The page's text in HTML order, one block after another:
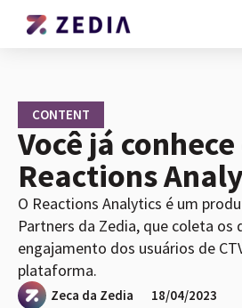
CONTENT
Você já conhece
Reactions
O Reactions Analytics é um
Partners da Zedia, que coleta os
engajamento dos usuários de
plataforma.
Zeca da Zedia 18/04/2023